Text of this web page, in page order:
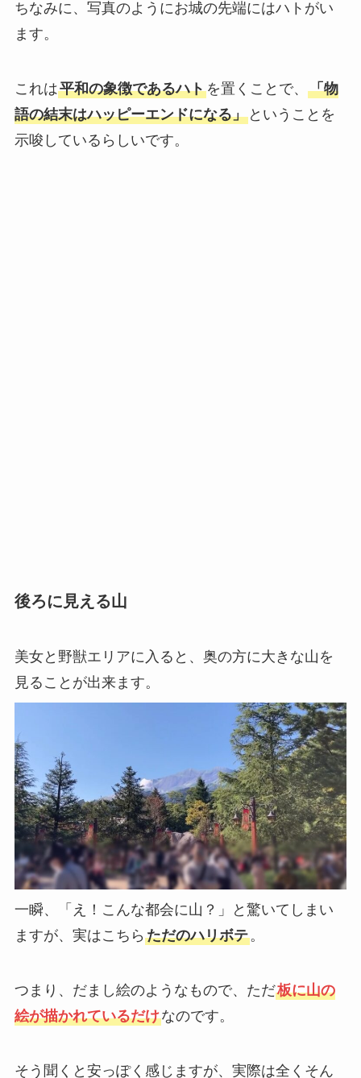
ちなみに、写真のようにお城の先端にはハトがい
ます。
これは平和の象徴であるハトを置くことで、 「物
語の結末はハッピーエンドになる」ということを
示唆しているらしいです。
後ろに見える山
美女と野獣エリアに入ると、奥の方に大きな山を
見ることが出来ます。
一瞬、「え！こんな都会に山？」と驚いてしまい
ますが、実はこちら ただのハリボテ。
つまり、だまし絵のようなもので、ただ板に山の
絵が描かれているだけなのです。
そう聞くと安っぽく感じますが、実際は全くそん